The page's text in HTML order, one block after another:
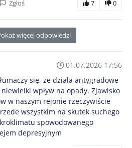
Zgłoś 7 0
więcej odpowiedzi
01.07.2026 17:56
się, że dziala antygradowe
wpływ na opady. Zjawisko
w naszym rejonie rzeczywiście
wszystkim na skutek suchego
spowodowanego
depresyjnym